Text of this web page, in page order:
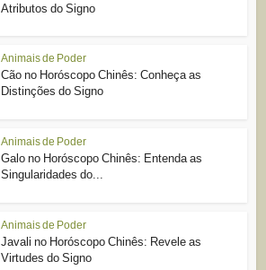
Atributos do Signo
Animais de Poder
Cão no Horóscopo Chinês: Conheça as
Distinções do Signo
Animais de Poder
Galo no Horóscopo Chinês: Entenda as
Singularidades do...
Animais de Poder
Javali no Horóscopo Chinês: Revele as
Virtudes do Signo